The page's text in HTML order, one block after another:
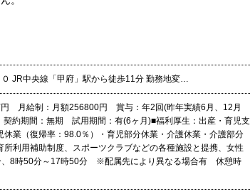
JR中央線「甲府」駅から徒歩11分 勤務地変…
円 月給制：月額256800円 賞与：年2回(昨年実績6月、12月
約期間：無期 試用期間：有(6ヶ月)■福利厚生：出産・育児支
業（復帰率：98.0％）・育児部分休業・介護休業・介護部分
利用補助制度、スポーツクラブなどの各種施設と提携、女性
、8時50分～17時50分 ※配属先により異なる場合有 休憩時